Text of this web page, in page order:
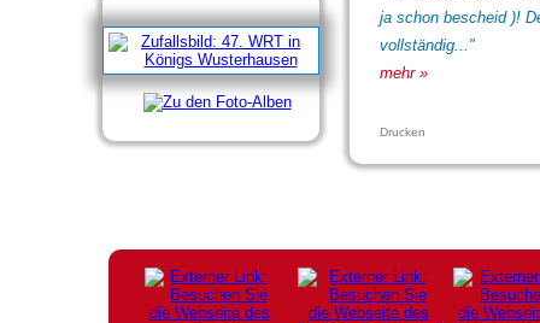
ja schon bescheid )!
vollständig..."
mehr »
Drucken